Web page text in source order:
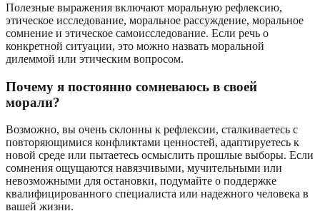
Полезные выражения включают моральную рефлексию,
этическое исследование, моральное рассуждение, моральное
сомнение и этическое самоисследование. Если речь о
конкретной ситуации, это можно назвать моральной
дилеммой или этическим вопросом.
Почему я постоянно сомневаюсь в своей
морали?
Возможно, вы очень склонны к рефлексии, сталкиваетесь с
повторяющимися конфликтами ценностей, адаптируетесь к
новой среде или пытаетесь осмыслить прошлые выборы. Если
сомнения ощущаются навязчивыми, мучительными или
невозможными для остановки, подумайте о поддержке
квалифицированного специалиста или надежного человека в
вашей жизни.